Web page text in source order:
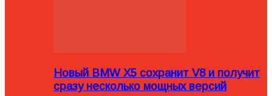
Новый BMW X5 сохранит V8 и получит
сразу несколько мощных версий